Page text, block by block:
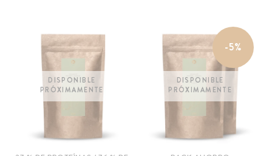
DISPONIBLE
PRÓXIMAMENTE
-5%
DISPONIBLE
PRÓXIMAMENTE